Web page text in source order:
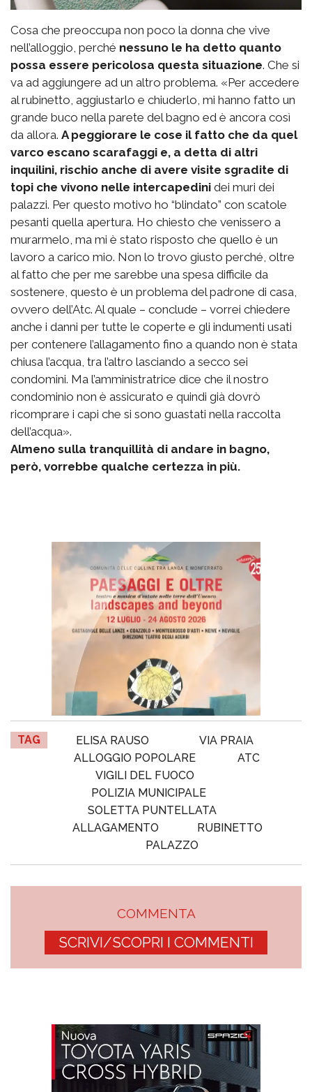
Cosa che preoccupa non poco la donna che vive
nell’alloggio, perché nessuno le ha detto quanto
possa essere pericolosa questa situazione. Che si
va ad aggiungere ad un altro problema. «Per accedere
al rubinetto, aggiustarlo e chiuderlo, mi hanno fatto un
grande buco nella parete del bagno ed è ancora così
da allora. A peggiorare le cose il fatto che da quel
varco escano scarafaggi e, a detta di altri
inquilini, rischio anche di avere visite sgradite di
topi che vivono nelle intercapedini dei muri dei
palazzi. Per questo motivo ho “blindato” con scatole
pesanti quella apertura. Ho chiesto che venissero a
murarmelo, ma mi è stato risposto che quello è un
lavoro a carico mio. Non lo trovo giusto perché, oltre
al fatto che per me sarebbe una spesa difficile da
sostenere, questo è un problema del padrone di casa,
ovvero dell’Atc. Al quale – conclude – vorrei chiedere
anche i danni per tutte le coperte e gli indumenti usati
per contenere l’allagamento fino a quando non è stata
chiusa l’acqua, tra l’altro lasciando a secco sei
condomini. Ma l’amministratrice dice che il nostro
condominio non è assicurato e quindi già dovrò
ricomprare i capi che si sono guastati nella raccolta
dell’acqua».
Almeno sulla tranquillità di andare in bagno,
però, vorrebbe qualche certezza in più.
TAG ELISA RAUSO
VIA PRAIA
ALLOGGIO POPOLARE
ATC
VIGILI DEL FUOCO
POLIZIA MUNICIPALE
SOLETTA PUNTELLATA
ALLAGAMENTO
RUBINETTO
PALAZZO
COMMENTA
SCRIVI/SCOPRI I COMMENTI